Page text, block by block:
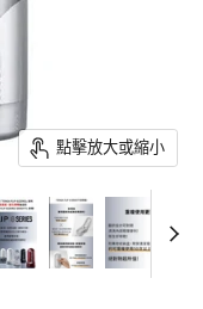
點擊放大或縮小